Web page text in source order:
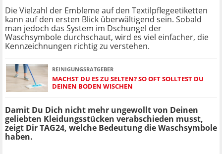
Die Vielzahl der Embleme auf den Textilpflegeetiketten
kann auf den ersten Blick überwältigend sein. Sobald
man jedoch das System im Dschungel der
Waschsymbole durchschaut, wird es viel einfacher, die
Kennzeichnungen richtig zu verstehen.
REINIGUNGSRATGEBER
MACHST DU ES ZU SELTEN? SO OFT SOLLTEST DU
DEINEN BODEN WISCHEN
Damit Du Dich nicht mehr ungewollt von Deinen
geliebten Kleidungsstücken verabschieden musst,
zeigt Dir TAG24, welche Bedeutung die Waschsymbole
haben.